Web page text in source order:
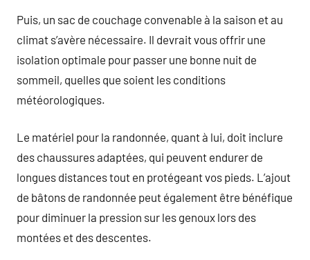
Puis, un sac de couchage convenable à la saison et au
climat s’avère nécessaire. Il devrait vous offrir une
isolation optimale pour passer une bonne nuit de
sommeil, quelles que soient les conditions
météorologiques.
Le matériel pour la randonnée, quant à lui, doit inclure
des chaussures adaptées, qui peuvent endurer de
longues distances tout en protégeant vos pieds. L’ajout
de bâtons de randonnée peut également être bénéfique
pour diminuer la pression sur les genoux lors des
montées et des descentes.